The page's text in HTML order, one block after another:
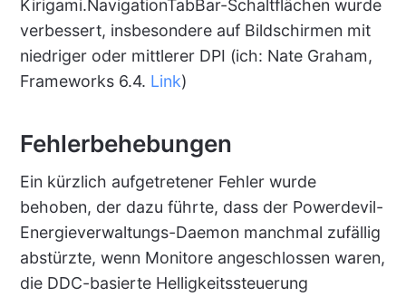
Kirigami.NavigationTabBar-Schaltflächen wurde
verbessert, insbesondere auf Bildschirmen mit
niedriger oder mittlerer DPI (ich: Nate Graham,
Frameworks 6.4. Link)
Fehlerbehebungen
Ein kürzlich aufgetretener Fehler wurde
behoben, der dazu führte, dass der Powerdevil-
Energieverwaltungs-Daemon manchmal zufällig
abstürzte, wenn Monitore angeschlossen waren,
die DDC-basierte Helligkeitssteuerung